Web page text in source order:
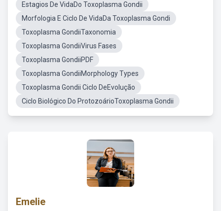
Estagios De VidaDo Toxoplasma Gondii
Morfologia E Ciclo De VidaDa Toxoplasma Gondi
Toxoplasma GondiiTaxonomia
Toxoplasma GondiiVirus Fases
Toxoplasma GondiiPDF
Toxoplasma GondiiMorphology Types
Toxoplasma Gondii Ciclo DeEvolução
Ciclo Biológico Do ProtozoárioToxoplasma Gondii
Emelie